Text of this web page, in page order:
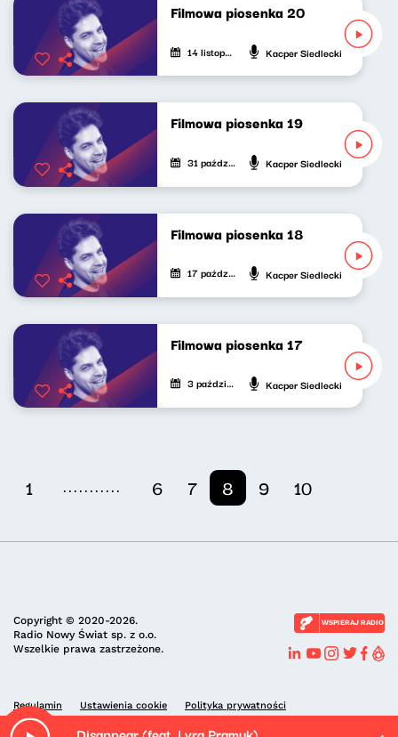
Filmowa piosenka 20
14 listopada 2022 Kacper Siedlecki
Filmowa piosenka 19
31 października 2022 Kacper Siedlecki
Filmowa piosenka 18
17 października 2022 Kacper Siedlecki
Filmowa piosenka 17
3 października 2022 Kacper Siedlecki
1 ........... 6 7 8 9 10
Copyright © 2020-2026.
Radio Nowy Świat sp. z o.o.
Wszelkie prawa zastrzeżone.
WSPIERAJ RADIO
Regulamin Ustawienia cookie Polityka prywatności